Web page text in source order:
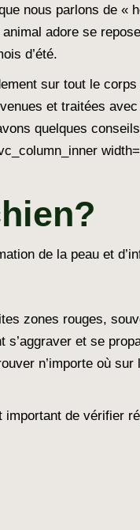
nous parlons de «
adore se
d’été.
sur tout le
et traitées
quelques
de la peau et
zones rouges,
et se
n’importe où
de vérifier